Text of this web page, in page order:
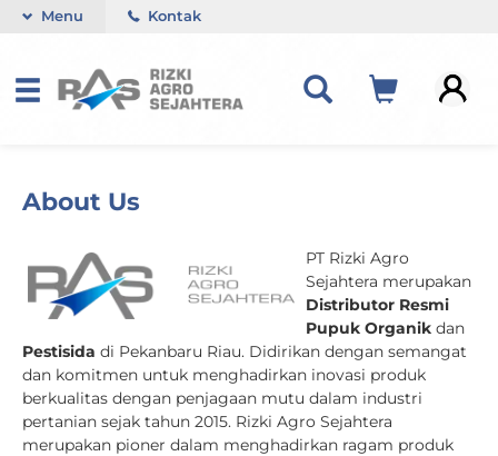
Menu Kontak
About Us
PT Rizki Agro
Sejahtera merupakan
Distributor Resmi
Pupuk Organik dan
Pestisida di Pekanbaru Riau. Didirikan dengan semangat
dan komitmen untuk menghadirkan inovasi produk
berkualitas dengan penjagaan mutu dalam industri
pertanian sejak tahun 2015. Rizki Agro Sejahtera
merupakan pioner dalam menghadirkan ragam produk